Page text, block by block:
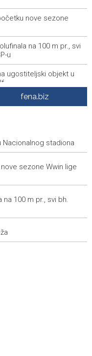
nove sezone
na 100 m pr., svi
u
ugostiteljski objekt u
izlagačku sezonu,
Veleža
8 August 2026
kući, Memčić se već
Kinoscope and
(subota)
fena.biz
Nacionalnog stadiona
sezone Wwin lige
100 m pr., svi bh.